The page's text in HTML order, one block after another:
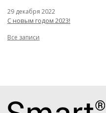
29 декабря 2022
С новым годом 2023!
Все записи